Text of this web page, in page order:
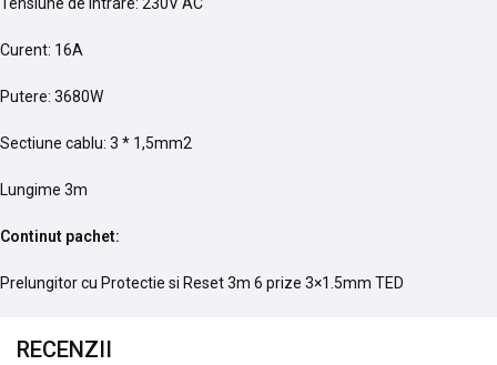
Curent: 16A
Putere: 3680W
Sectiune cablu: 3 * 1,5mm2
Lungime 3m
Continut pachet:
Prelungitor cu Protectie si Reset 3m 6 prize 3×1.5mm TED
RECENZII